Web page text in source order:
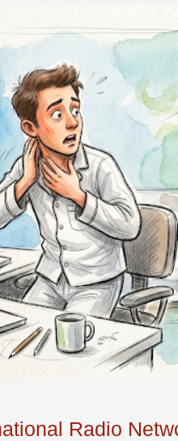
Radio